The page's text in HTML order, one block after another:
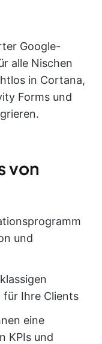
Google-
alle Nischen
in Cortana,
Forms und
von
und
für Ihre Clients
eine
KPIs und